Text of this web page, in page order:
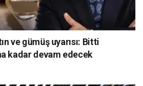
ve gümüş uyarısı: Bitti
kadar devam edecek